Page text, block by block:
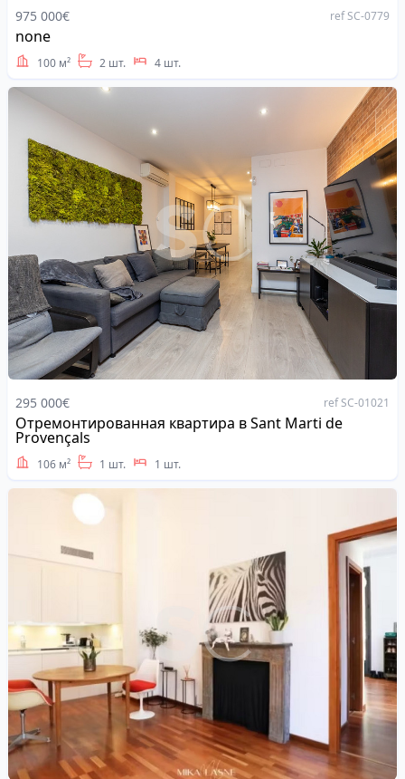
975 000€ ref SC-0779
Address
none
100 м² 2 шт. 4 шт.
295 000€ ref SC-01021
Address
Отремонтированная квартира в Sant Marti de
Provençals
106 м² 1 шт. 1 шт.